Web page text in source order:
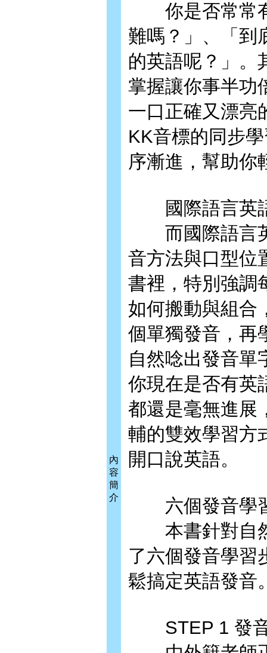
內
容
簡
介
你是否常常有
難嗎？」、「到
的英語呢？」。
掌握讓你事半功
一口正確又漂亮
KK音標的同步
序漸進，幫助你
國際語言英語
而國際語言英
音方法與口型位
書裡，特別強調
如何搬動與組合
個單獨發音，再
自然唸出發音單
你現在是否有英
都還是毫無進展
輔的雙效學習方
開口說英語。
六個發音學習
本書針對自然
了六個發音學習
鬆搞定英語發音
STEP 1 發